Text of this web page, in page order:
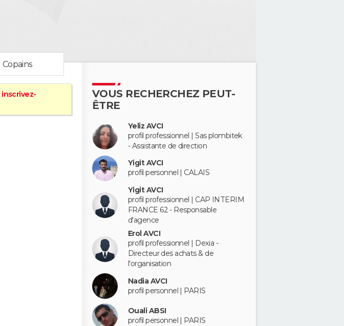
Copains
inscrivez-
VOUS RECHERCHEZ PEUT-
ÊTRE
Yeliz AVCI
profil professionnel | Sas plombitek
- Assistante de direction
Yigit AVCI
profil personnel | CALAIS
Yigit AVCI
profil professionnel | CAP INTERIM
FRANCE 62 - Responsable
d'agence
Erol AVCI
profil professionnel | Dexia -
Directeur des achats & de
l'organisation
Nadia AVCI
profil personnel | PARIS
Ouali ABSI
profil personnel | PARIS